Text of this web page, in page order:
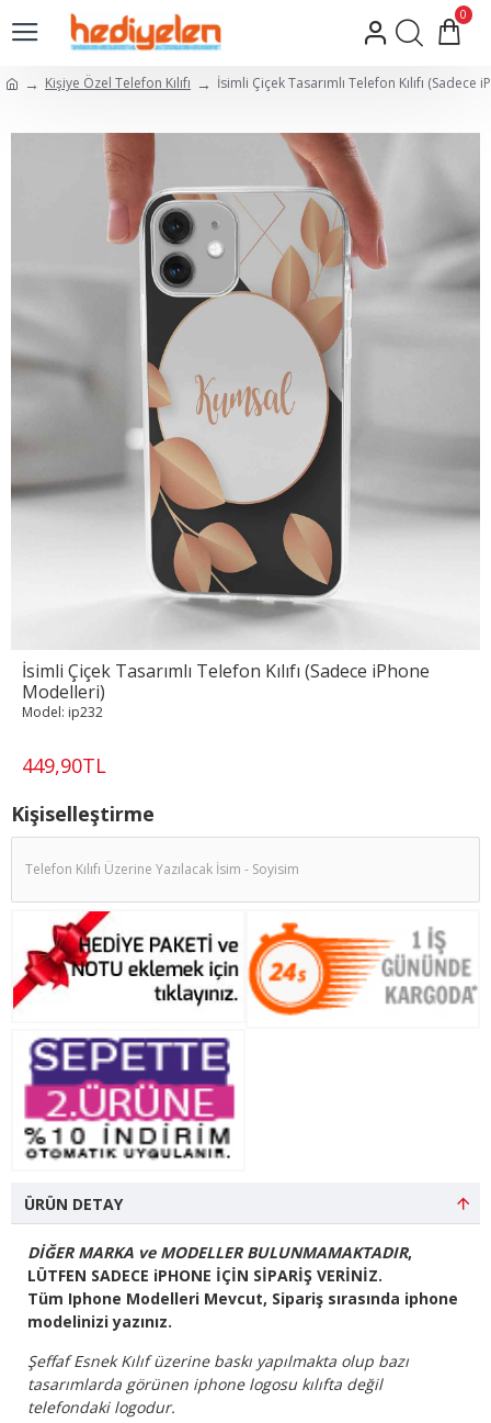
0
Kişiye Özel Telefon Kılıfı İsimli Çiçek Tasarımlı Telefon Kılıfı (Sadece
İsimli Çiçek Tasarımlı Telefon Kılıfı (Sadece iPhone
Modelleri)
449,90TL
Model: ip232
Kişiselleştirme
ÜRÜN DETAY
DİĞER MARKA ve MODELLER BULUNMAMAKTADIR,
LÜTFEN SADECE iPHONE İÇİN SİPARİŞ VERİNİZ.
Tüm Iphone Modelleri Mevcut, Sipariş sırasında iphone
modelinizi yazınız.
Şeffaf Esnek Kılıf üzerine baskı yapılmakta olup bazı
tasarımlarda görünen iphone logosu kılıfta değil
telefondaki logodur.